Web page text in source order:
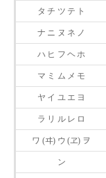
タ チ ツ テ ト
ナ ニ ヌ ネ ノ
ハ ヒ フ ヘ ホ
マ ミ ム メ モ
ヤ イ ユ エ ヨ
ラ リ ル レ ロ
ワ (ヰ) ウ (ヱ) ヲ
ン